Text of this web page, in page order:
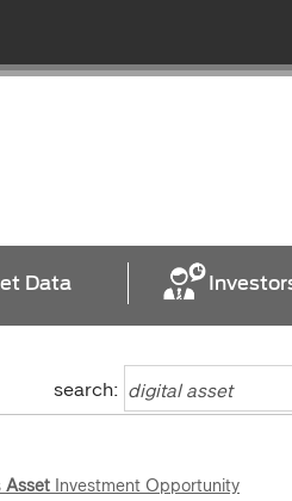
Data
search:
Asset Investment Opportunity